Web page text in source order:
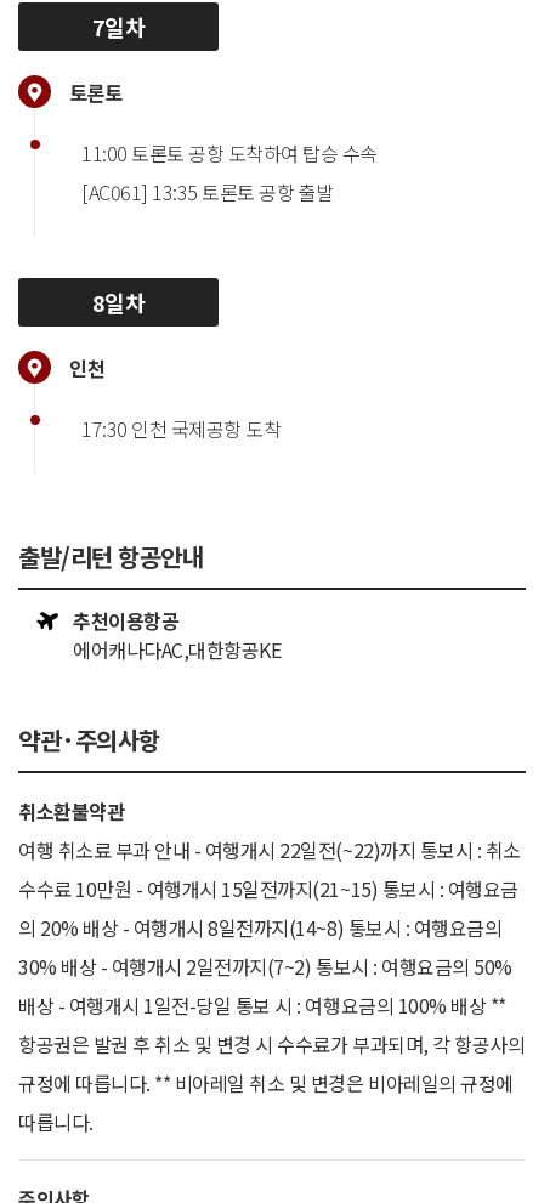
7일차
토론토
11:00 토론토 공항 도착하여 탑승 수속
[AC061] 13:35 토론토 공항 출발
8일차
인천
17:30 인천 국제공항 도착
출발/리턴 항공안내
추천이용항공
에어캐나다AC,대한항공KE
약관·주의사항
취소환불약관
여행 취소료 부과 안내 - 여행개시 22일전(~22)까지 통보시 : 취소
수수료 10만원 - 여행개시 15일전까지(21~15) 통보시 : 여행요금
의 20% 배상 - 여행개시 8일전까지(14~8) 통보시 : 여행요금의
30% 배상 - 여행개시 2일전까지(7~2) 통보시 : 여행요금의 50%
배상 - 여행개시 1일전-당일 통보 시 : 여행요금의 100% 배상 **
항공권은 발권 후 취소 및 변경 시 수수료가 부과되며, 각 항공사의
규정에 따릅니다. ** 비아레일 취소 및 변경은 비아레일의 규정에
따릅니다.